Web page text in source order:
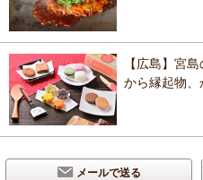
【広島】宮
から縁起物
メールで送る